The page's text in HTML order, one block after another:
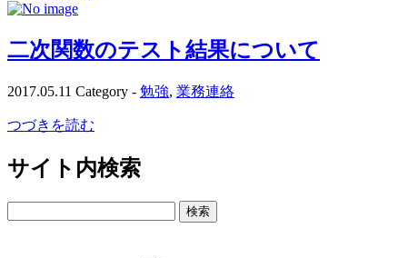
二次関数のテスト結果について
2017.05.11 Category - 勉強, 業務連絡
つづきを読む
サイト内検索